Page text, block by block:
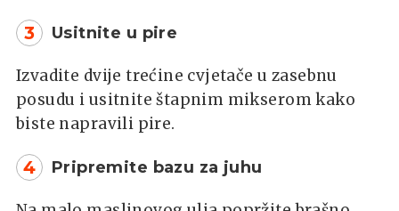
3 Usitnite u pire
Izvadite dvije trećine cvjetače u zasebnu
posudu i usitnite štapnim mikserom kako
biste napravili pire.
4 Pripremite bazu za juhu